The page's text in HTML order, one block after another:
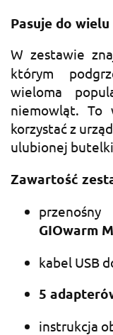
Pasuje do
W zestawie
którym
wieloma
niemowląt. To
korzystać z
ulubionej
Zawartość
GIOwarm
kabel USB
5
instrukcja